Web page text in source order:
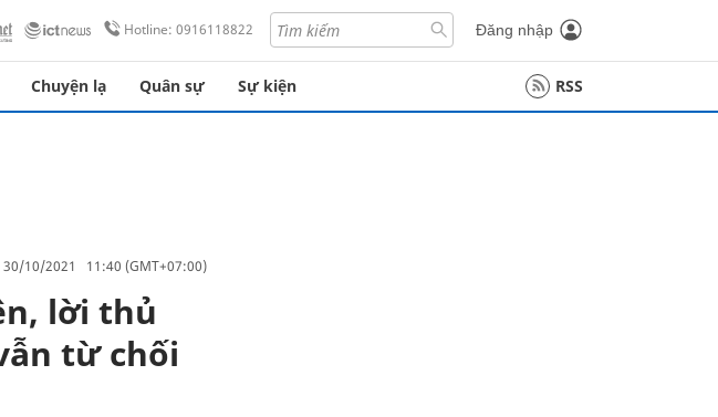
Hotline: 0916118822 Đăng nhập
Chuyện lạ Quân sự Sự kiện RSS
30/10/2021 11:40 (GMT+07:00)
lời thủ
từ chối